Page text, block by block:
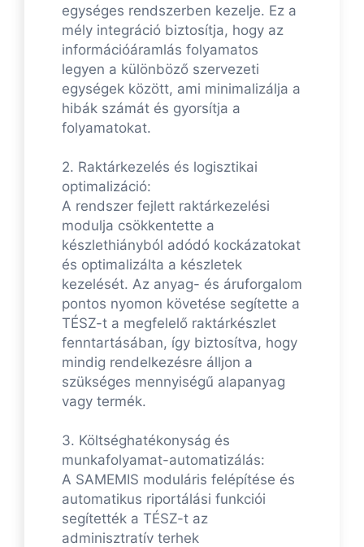
egységes rendszerben kezelje. Ez a
mély integráció biztosítja, hogy az
információáramlás folyamatos
legyen a különböző szervezeti
egységek között, ami minimalizálja a
hibák számát és gyorsítja a
folyamatokat.
2. Raktárkezelés és logisztikai
optimalizáció:
A rendszer fejlett raktárkezelési
modulja csökkentette a
készlethiányból adódó kockázatokat
és optimalizálta a készletek
kezelését. Az anyag- és áruforgalom
pontos nyomon követése segítette a
TÉSZ-t a megfelelő raktárkészlet
fenntartásában, így biztosítva, hogy
mindig rendelkezésre álljon a
szükséges mennyiségű alapanyag
vagy termék.
3. Költséghatékonyság és
munkafolyamat-automatizálás:
A SAMEMIS moduláris felépítése és
automatikus riportálási funkciói
segítették a TÉSZ-t az
adminisztratív terhek